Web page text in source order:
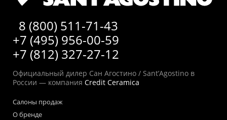
8 (800) 511-71-43
+7 (495) 956-00-59
+7 (812) 327-27-12
Официальный дилер Сан Агостино / Sant’Agostino в
России — компания Credit Ceramica
Салоны продаж
О бренде